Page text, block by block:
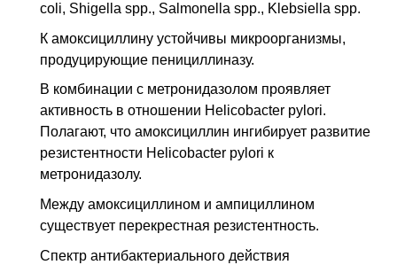
coli, Shigella spp., Salmonella spp., Klebsiella spp.
К амоксициллину устойчивы микроорганизмы,
продуцирующие пенициллиназу.
В комбинации с метронидазолом проявляет
активность в отношении Helicobacter pylori.
Полагают, что амоксициллин ингибирует развитие
резистентности Helicobacter pylori к
метронидазолу.
Между амоксициллином и ампициллином
существует перекрестная резистентность.
Спектр антибактериального действия